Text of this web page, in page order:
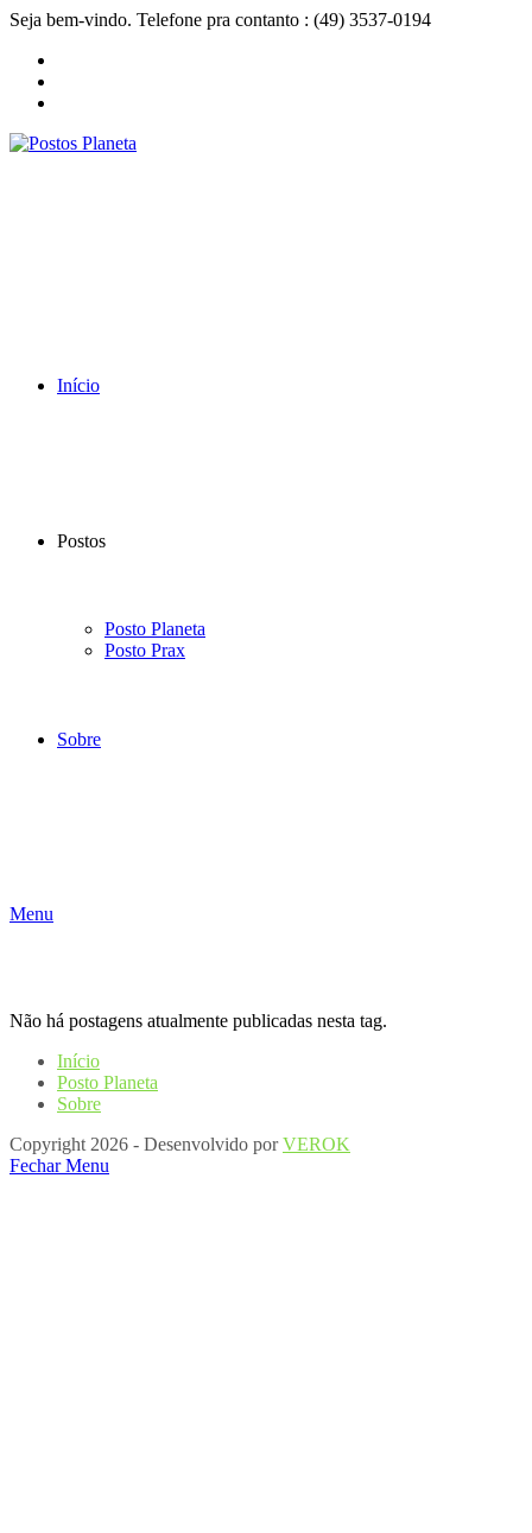
Seja bem-vindo. Telefone pra contanto : (49) 3537-0194
Início
Postos
Posto Planeta
Posto Prax
Sobre
Menu
Não há postagens atualmente publicadas nesta tag.
Início
Posto Planeta
Sobre
Copyright 2026 - Desenvolvido porVEROK
Fechar Menu